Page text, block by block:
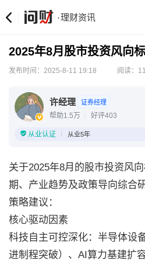
·理财资讯
2025年8月股市投资风向标
发布时间：2025-8-11 19:18 阅读：
许经理 证券经理
帮助1.5万 好评403
从业认证 从业5年
关于2025年8月的股市投资风
期、产业趋势及政策导向综合
策略建议：
核心驱动因素
科技自主可控深化：半导体设
进制程突破）、AI算力基建扩